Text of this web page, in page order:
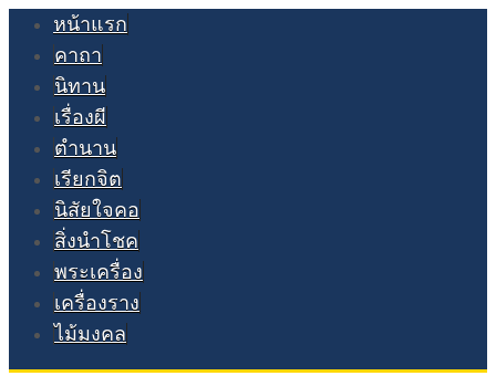
หน้าแรก
คาถา
นิทาน
เรื่องผี
ตำนาน
เรียกจิต
นิสัยใจคอ
สิ่งนำโชค
พระเครื่อง
เครื่องราง
ไม้มงคล